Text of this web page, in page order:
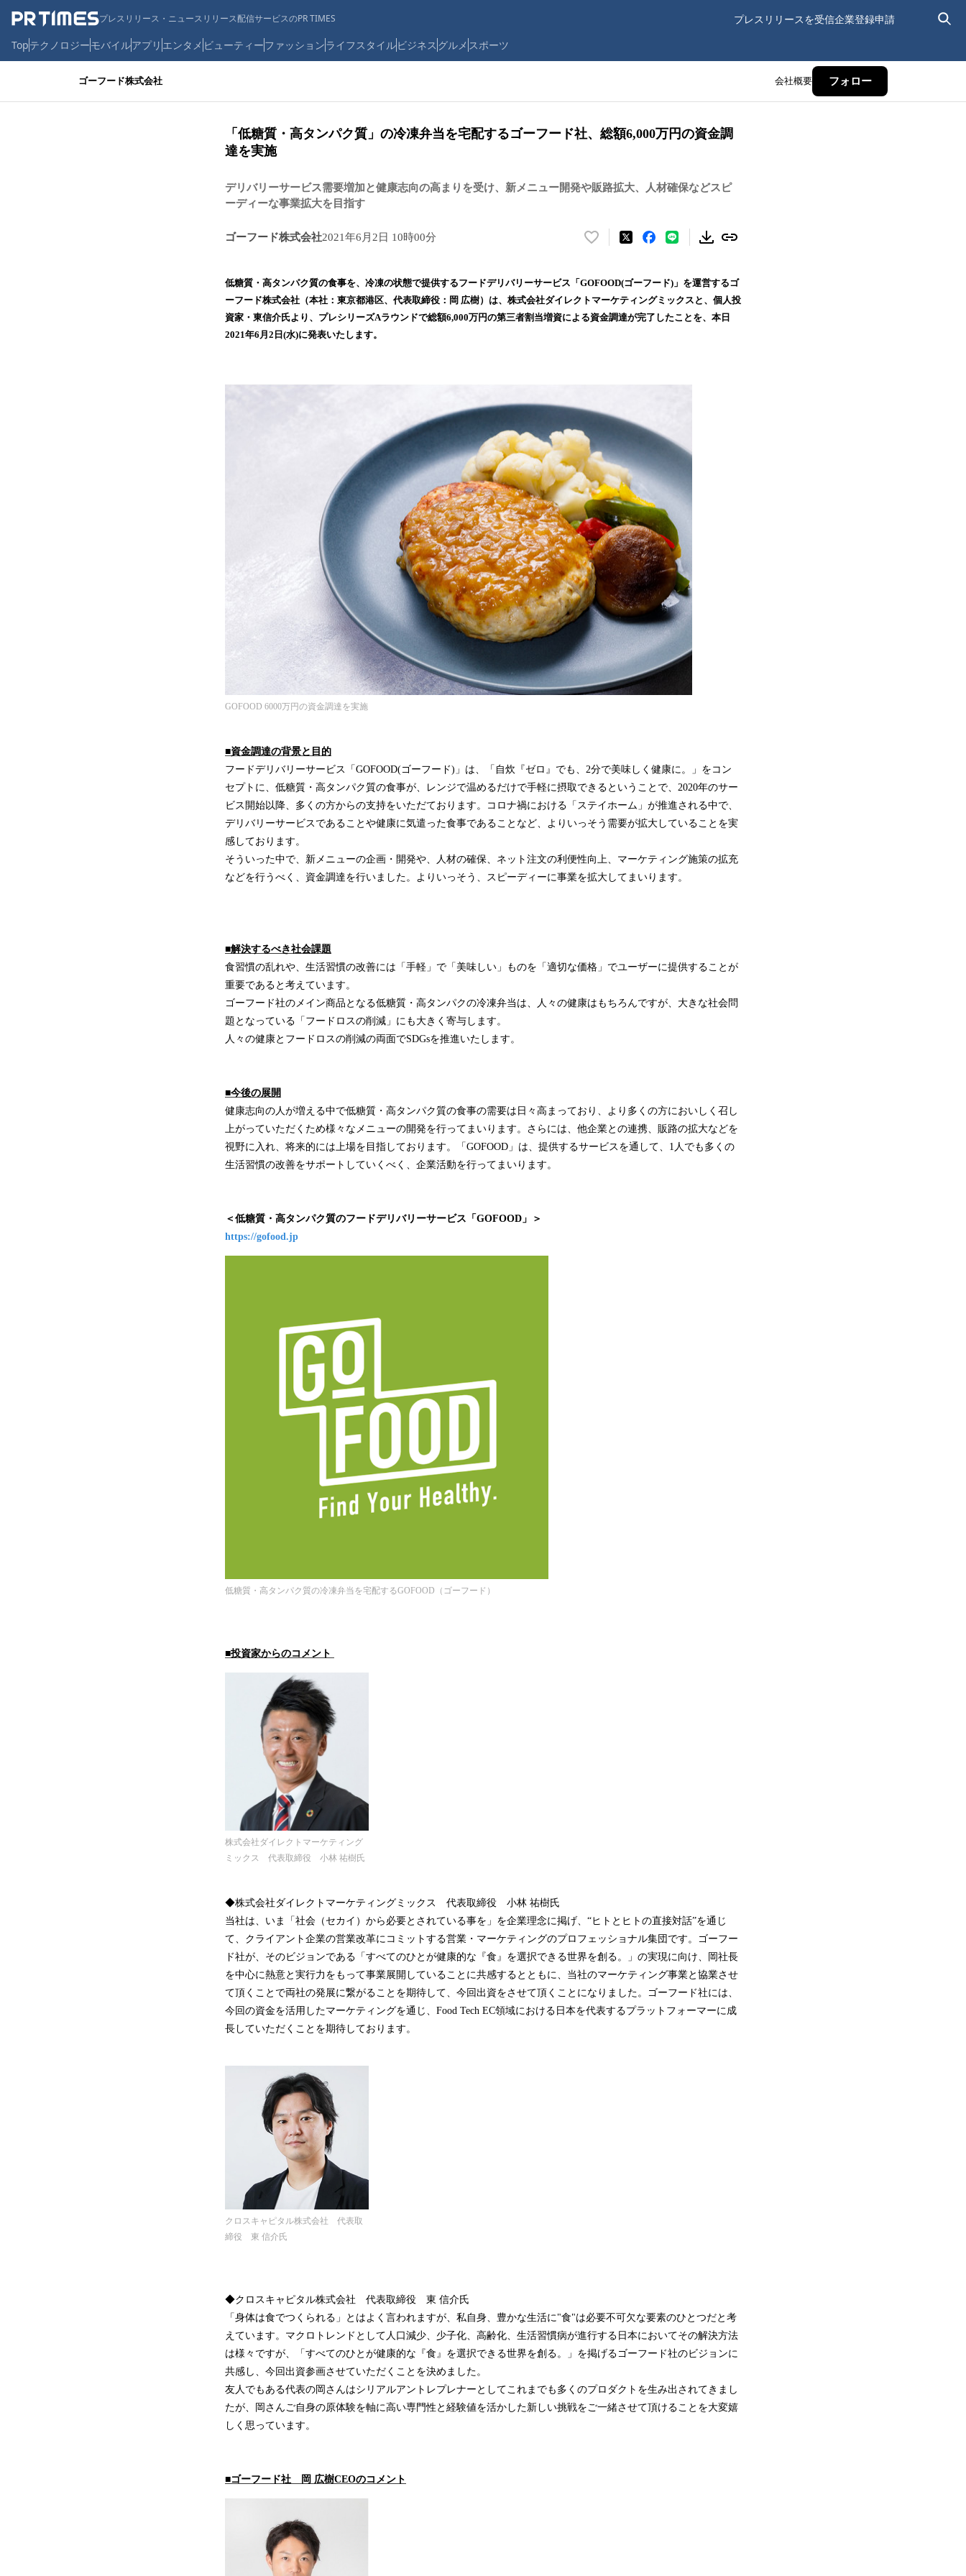
プレスリリース・ニュースリリース配信サービスのPR TIMES プレスリリースを受信企業登録申請
Topテクノロジーモバイルアプリ エンタメ ビューティーファッションライフスタイルビジネス グルメ スポーツ
ゴーフード株式会社 会社概要 フォロー
「低糖質・高タンパク質」の冷凍弁当を宅配するゴーフード社、総額6,000万円の資金調
達を実施
デリバリーサービス需要増加と健康志向の高まりを受け、新メニュー開発や販路拡大、人材確保などスピ
ーディーな事業拡大を目指す
ゴーフード株式会社2021年6月2日 10時00分
い
！
数
を
で
低糖質・高タンパク質の食事を、冷凍の状態で提供するフードデリバリーサービス「GOFOOD(ゴーフード)」を運営するゴ
ーフード株式会社（本社：東京都港区、代表取締役：岡 広樹）は、株式会社ダイレクトマーケティングミックスと、個人投
資家・東信介氏より、プレシリーズAラウンドで総額6,000万円の第三者割当増資による資金調達が完了したことを、本日
2021年6月2日(水)に発表いたします。
GOFOOD 6000万円の資金調達を実施
■資金調達の背景と目的
フードデリバリーサービス「GOFOOD(ゴーフード)」は、「自炊『ゼロ』でも、2分で美味しく健康に。」をコン
セプトに、低糖質・高タンパク質の食事が、レンジで温めるだけで手軽に摂取できるということで、2020年のサー
ビス開始以降、多くの方からの支持をいただております。コロナ禍における「ステイホーム」が推進される中で、
デリバリーサービスであることや健康に気遣った食事であることなど、よりいっそう需要が拡大していることを実
感しております。
そういった中で、新メニューの企画・開発や、人材の確保、ネット注文の利便性向上、マーケティング施策の拡充
などを行うべく、資金調達を行いました。よりいっそう、スピーディーに事業を拡大してまいります。
■解決するべき社会課題
食習慣の乱れや、生活習慣の改善には「手軽」で「美味しい」ものを「適切な価格」でユーザーに提供することが
重要であると考えています。
ゴーフード社のメイン商品となる低糖質・高タンパクの冷凍弁当は、人々の健康はもちろんですが、大きな社会問
題となっている「フードロスの削減」にも大きく寄与します。
人々の健康とフードロスの削減の両面でSDGsを推進いたします。
■今後の展開
健康志向の人が増える中で低糖質・高タンパク質の食事の需要は日々高まっており、より多くの方においしく召し
上がっていただくため様々なメニューの開発を行ってまいります。さらには、他企業との連携、販路の拡大などを
視野に入れ、将来的には上場を目指しております。「GOFOOD」は、提供するサービスを通して、1人でも多くの
生活習慣の改善をサポートしていくべく、企業活動を行ってまいります。
＜低糖質・高タンパク質のフードデリバリーサービス「GOFOOD」＞
https://gofood.jp
低糖質・高タンパク質の冷凍弁当を宅配するGOFOOD（ゴーフード）
■投資家からのコメント
株式会社ダイレクトマーケティング
ミックス 代表取締役 小林 祐樹氏
◆株式会社ダイレクトマーケティングミックス 代表取締役 小林 祐樹氏
当社は、いま「社会（セカイ）から必要とされている事を」を企業理念に掲げ、“ヒトとヒトの直接対話”を通じ
て、クライアント企業の営業改革にコミットする営業・マーケティングのプロフェッショナル集団です。ゴーフー
ド社が、そのビジョンである「すべてのひとが健康的な『食』を選択できる世界を創る。」の実現に向け、岡社長
を中心に熱意と実行力をもって事業展開していることに共感するとともに、当社のマーケティング事業と協業させ
て頂くことで両社の発展に繋がることを期待して、今回出資をさせて頂くことになりました。ゴーフード社には、
今回の資金を活用したマーケティングを通じ、Food Tech EC領域における日本を代表するプラットフォーマーに成
長していただくことを期待しております。
クロスキャピタル株式会社 代表取
締役 東 信介氏
◆クロスキャピタル株式会社 代表取締役 東 信介氏
「身体は食でつくられる」とはよく言われますが、私自身、豊かな生活に"食"は必要不可欠な要素のひとつだと考
えています。マクロトレンドとして人口減少、少子化、高齢化、生活習慣病が進行する日本においてその解決方法
は様々ですが、「すべてのひとが健康的な『食』を選択できる世界を創る。」を掲げるゴーフード社のビジョンに
共感し、今回出資参画させていただくことを決めました。
友人でもある代表の岡さんはシリアルアントレプレナーとしてこれまでも多くのプロダクトを生み出されてきまし
たが、岡さんご自身の原体験を軸に高い専門性と経験値を活かした新しい挑戦をご一緒させて頂けることを大変嬉
しく思っています。
■ゴーフード社 岡 広樹CEOのコメント